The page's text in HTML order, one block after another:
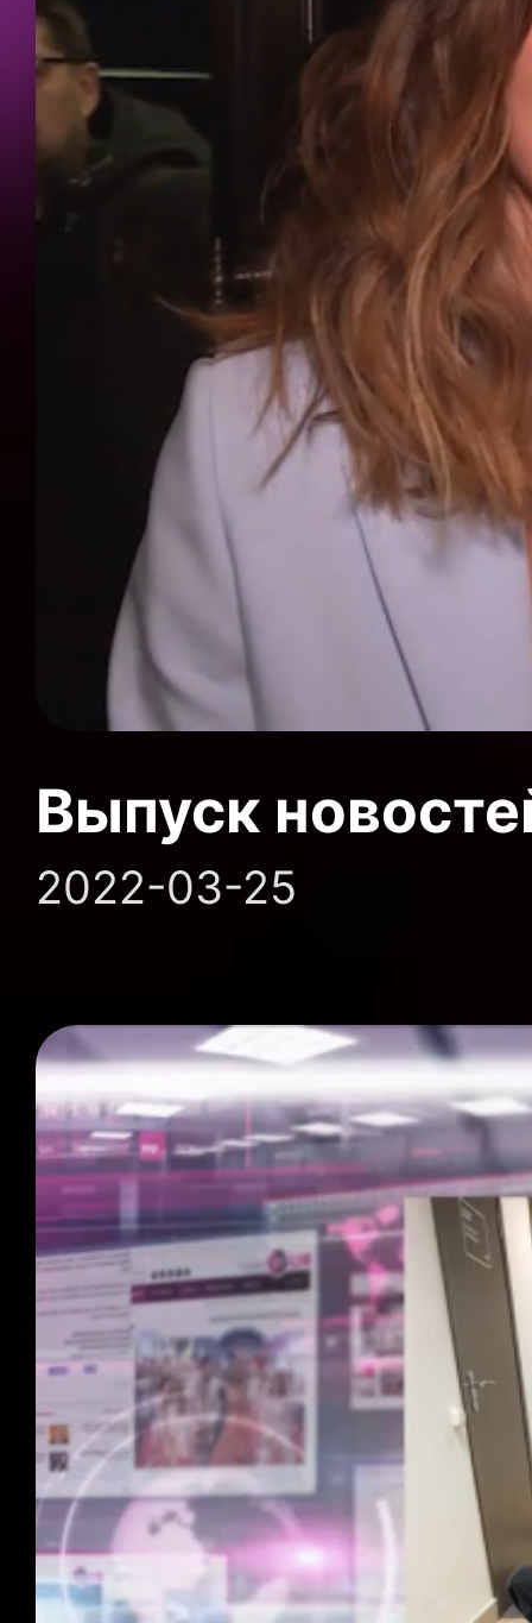
Выпуск
2022-03-25